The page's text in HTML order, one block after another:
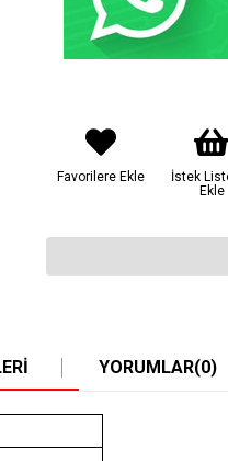
Favorilere Ekle
İstek
Ekle
YORUMLAR(0)